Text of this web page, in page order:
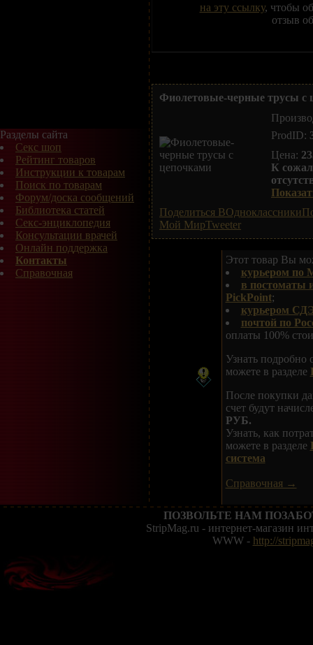
Разделы сайта
Секс шоп
Рейтинг товаров
Инструкции к товарам
Поиск по товарам
Форум/доска сообщений
Библиотека статей
Секс-энциклопедия
Консультации врачей
Онлайн поддержка
Контакты
Справочная
на эту ссылку, чтобы
отзыв
Фиолетовые-черные трусы с
ProdID:
Цена:
К
Поделиться ВОдноклассники
Мой МирTweeter
Этот товар Вы
курьером по
в постоматы
PickPoint;
курьером
почтой по
оплаты 100%
Узнать подробно
можете в разделе
После покупки
счет будут
РУБ.
Узнать, как
можете в разделе
система
Справочная →
ПОЗВОЛЬТЕ НАМ
StripMag.ru - интернет-магазин
WWW - http://